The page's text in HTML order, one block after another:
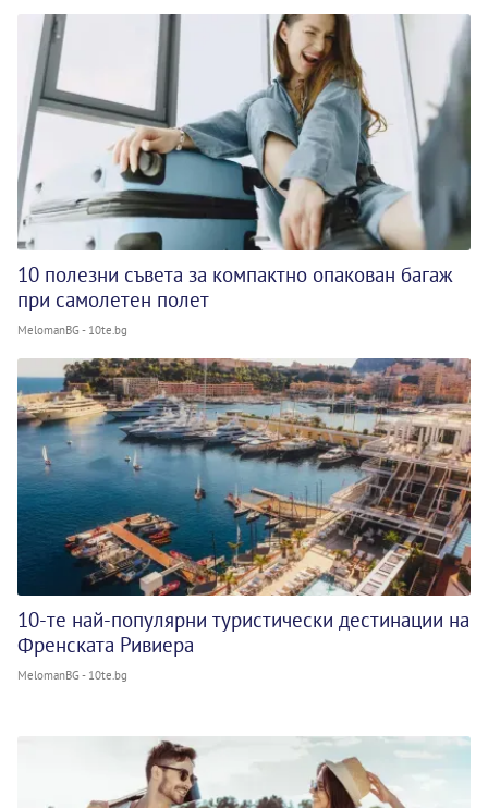
10 полезни съвета за компактно опакован багаж
при самолетен полет
MelomanBG - 10te.bg
10-те най-популярни туристически дестинации на
Френската Ривиера
MelomanBG - 10te.bg